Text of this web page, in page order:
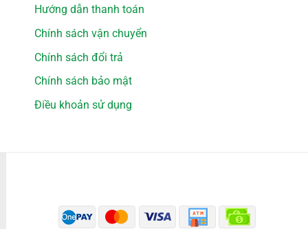
Hướng dẫn thanh toán
Chính sách vận chuyển
Chính sách đổi trả
Chính sách bảo mật
Điều khoản sử dụng